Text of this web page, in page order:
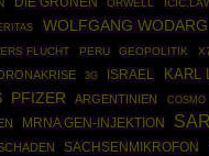
ORWELL
WOLFGANG WODARG
FLUCHT PERU GEOPOLITIK
3G ISRAEL KARL
PFIZER ARGENTINIEN COSMO
MRNA GEN-INJEKTION
SACHSENMIKROFON